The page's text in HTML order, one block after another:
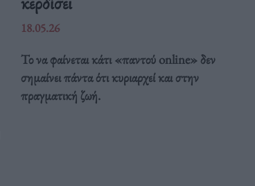
18.05.26
Το να φαίνεται κάτι «παντού online» δεν
σημαίνει πάντα ότι κυριαρχεί και στην
πραγματική ζωή.